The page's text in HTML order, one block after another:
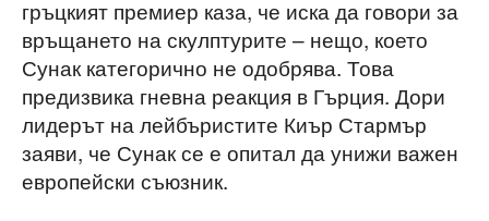
гръцкият премиер каза, че иска да говори за
връщането на скулптурите – нещо, което
Сунак категорично не одобрява. Това
предизвика гневна реакция в Гърция. Дори
лидерът на лейбъристите Киър Стармър
заяви, че Сунак се е опитал да унижи важен
европейски съюзник.